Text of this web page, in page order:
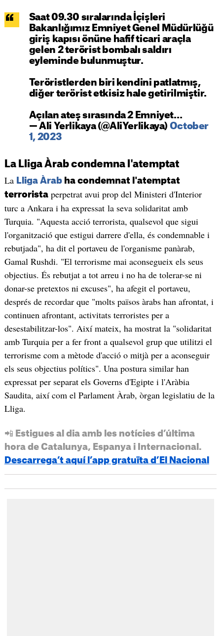
Saat 09.30 sıralarında İçişleri
Bakanlığımız Emniyet Genel Müdürlüğü
giriş kapısı önüne hafif ticari araçla
gelen 2 terörist bombalı saldırı
eyleminde bulunmuştur.
Teröristlerden biri kendini patlatmış,
diğer terörist etkisiz hale getirilmiştir.
Açılan ateş sırasında 2 Emniyet…
— Ali Yerlikaya (@AliYerlikaya) October
1, 2023
La Lliga Àrab condemna l'atemptat
La Lliga Àrabha condemnat l'atemptat
terroristaperpetrat avui prop del Ministeri d'Interior
turc a Ankara i ha expressat la seva solidaritat amb
Turquia. "Aquesta acció terrorista, qualsevol que sigui
l'organització que estigui darrere d'ella, és condemnable i
rebutjada", ha dit el portaveu de l'organisme panàrab,
Gamal Rushdi. "El terrorisme mai aconsegueix els seus
objectius. És rebutjat a tot arreu i no ha de tolerar-se ni
donar-se pretextos ni excuses", ha afegit el portaveu,
després de recordar que "molts països àrabs han afrontat, i
continuen afrontant, activitats terroristes per a
desestabilitzar-los". Així mateix, ha mostrat la "solidaritat
amb Turquia per a fer front a qualsevol grup que utilitzi el
terrorisme com a mètode d'acció o mitjà per a aconseguir
els seus objectius polítics". Una postura similar han
expressat per separat els Governs d'Egipte i l'Aràbia
Saudita, així com el Parlament Àrab, òrgan legislatiu de la
Lliga.
📲 Estigues al dia amb les notícies d’última
hora de Catalunya, Espanya i Internacional.
Descarrega’t aquí l’app gratuïta d’El Nacional